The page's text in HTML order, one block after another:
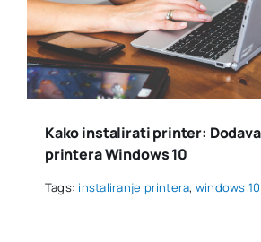
Kako instalirati printer:
printera Windows 10
Tags: instaliranje printera, windows 10